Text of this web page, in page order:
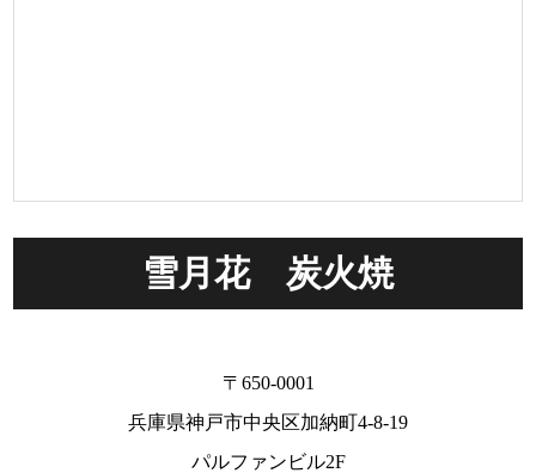
雪月花 炭火焼
〒650-0001
兵庫県神戸市中央区加納町4-8-19
パルファンビル2F